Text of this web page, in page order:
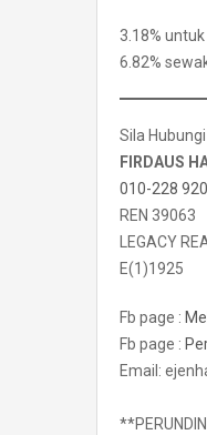
3.18%
6.82%
Sila
FIRDAUS
010-228
REN 39063
LEGACY
E(1)1925
Fb page :
Fb page :
Email: